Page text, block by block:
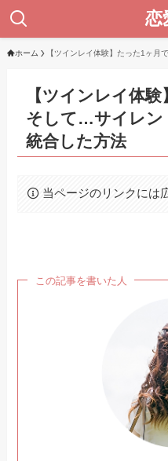
恋
ホーム 【ツインレイ体験】たった1ヶ
【ツインレイ体
そして…サイレン
統合した方法
当ページのリンクには
この記事を書いた人